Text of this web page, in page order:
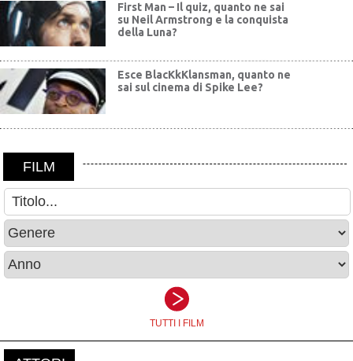
First Man – Il quiz, quanto ne sai
su Neil Armstrong e la conquista
della Luna?
Esce BlacKkKlansman, quanto ne
sai sul cinema di Spike Lee?